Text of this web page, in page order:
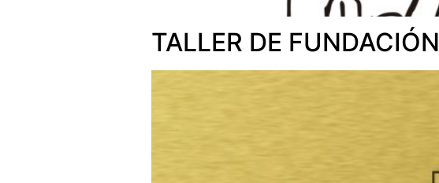
TALLER DE FUNDACIÓN